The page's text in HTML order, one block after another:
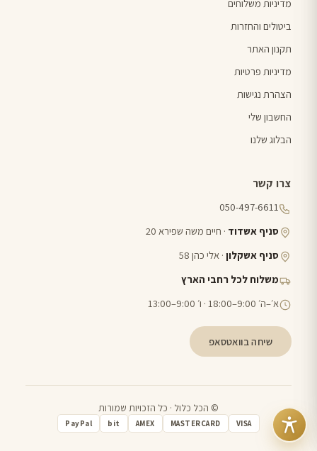
מדיניות משלוחים
ביטולים והחזרות
תקנון האתר
מדיניות פרטיות
הצהרת נגישות
החשבון שלי
הבלוג שלנו
צרו קשר
050-497-6611
סניף אשדוד · חיים משה שפירא 20
סניף אשקלון · אלי כהן 58
משלוח לכל רחבי הארץ
א׳–ה׳ 9:00–18:00 · ו׳ 9:00–13:00
שיחה בוואטסאפ
© הכל כלול · כל הזכויות שמורות
VISA
MASTERCARD
AMEX
bit
PayPal